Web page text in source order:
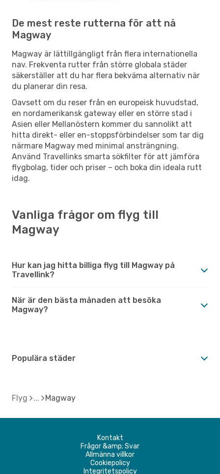
De mest reste rutterna för att nå
Magway
Magway är lättillgängligt från flera internationella
nav. Frekventa rutter från större globala städer
säkerställer att du har flera bekväma alternativ när
du planerar din resa.
Oavsett om du reser från en europeisk huvudstad,
en nordamerikansk gateway eller en större stad i
Asien eller Mellanöstern kommer du sannolikt att
hitta direkt- eller en-stoppsförbindelser som tar dig
närmare Magway med minimal ansträngning.
Använd Travellinks smarta sökfilter för att jämföra
flygbolag, tider och priser – och boka din ideala rutt
idag.
Vanliga frågor om flyg till
Magway
Hur kan jag hitta billiga flyg till Magway på
Travellink?
När är den bästa månaden att besöka
Magway?
Populära städer
Flyg Magway
Kontakt
Frågor &amp; Svar
Allmänna villkor
Cookiepolicy
Integritetspolicy